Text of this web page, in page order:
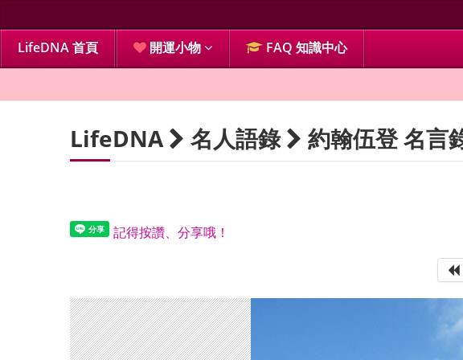
LifeDNA 首頁 開運小物 FAQ 知識中心
LifeDNA 名人語錄 約翰伍登 名言
記得按讚、分享哦！